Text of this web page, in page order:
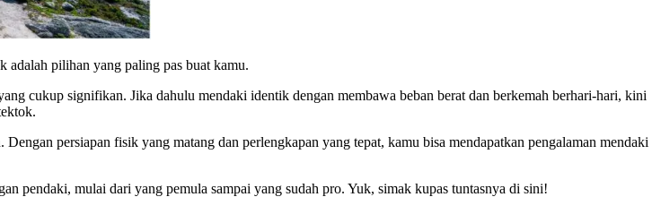
adalah pilihan yang paling pas buat kamu.
cukup signifikan. Jika dahulu mendaki identik dengan membawa beban berat dan berkemah berhari-hari, kini
persiapan fisik yang matang dan perlengkapan yang tepat, kamu bisa mendapatkan pengalaman mendaki
pendaki, mulai dari yang pemula sampai yang sudah pro. Yuk, simak kupas tuntasnya di sini!